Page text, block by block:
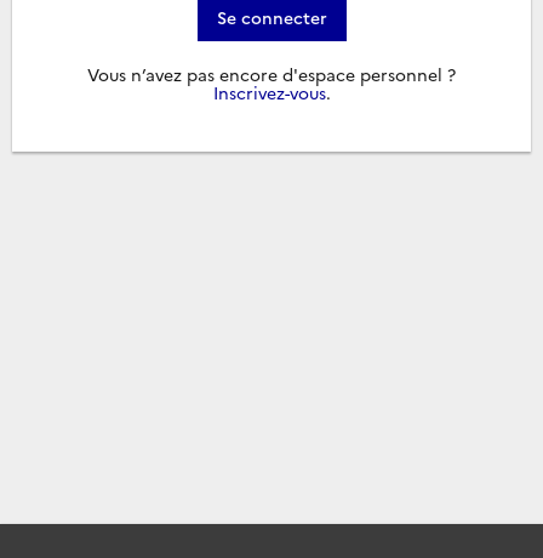
Se connecter
Vous n’avez pas encore d'espace personnel ?
Inscrivez-vous.